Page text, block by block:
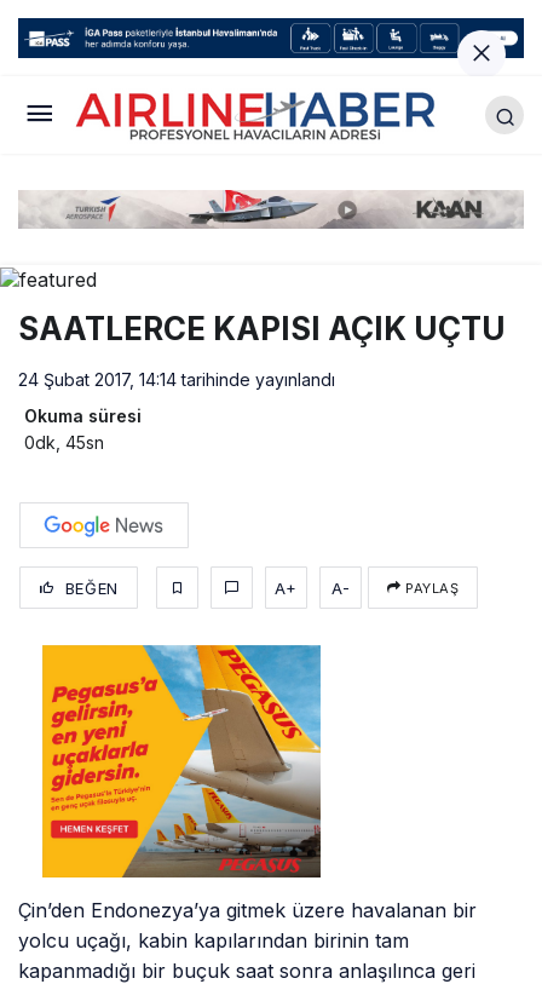
SAATLERCE KAPISI AÇIK UÇTU
24 Şubat 2017, 14:14tarihinde yayınlandı
Okuma süresi
0dk, 45sn
BEĞEN A+ A- PAYLAŞ
Çin’den Endonezya’ya gitmek üzere havalanan bir
yolcu uçağı, kabin kapılarından birinin tam
kapanmadığı bir buçuk saat sonra anlaşılınca geri